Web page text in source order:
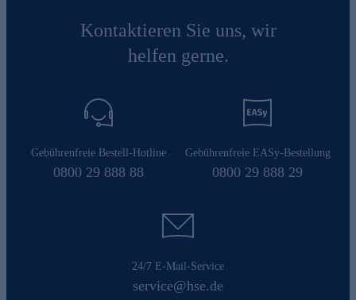
Kontaktieren Sie uns, wir
helfen gerne.
Gebührenfreie Bestell-Hotline
0800 29 888 88
Gebührenfreie EASy-Bestellung
0800 29 888 29
24/7 E-Mail-Service
service@hse.de